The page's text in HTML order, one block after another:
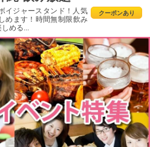
クーポンあり
イジャースタンド！人気
めます！時間無制限飲み
める...